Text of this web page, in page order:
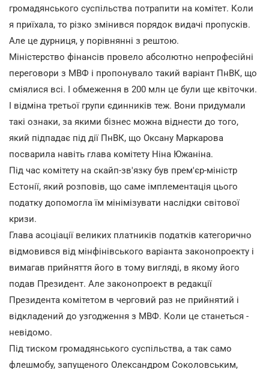
громадянського суспільства потрапити на комітет. Коли
я приїхала, то різко змінився порядок видачі пропусків.
Але це дурниця, у порівнянні з рештою.
Міністерство фінансів провело абсолютно непрофесійні
переговори з МВФ і пропонувало такий варіант ПнВК, що
сміялися всі. І обмеження в 200 млн це були ще квіточки.
І відміна третьої групи єдинників теж. Вони придумали
такі ознаки, за якими бізнес можна віднести до того,
який підпадає під дії ПнВК, що Оксану Маркарова
посварила навіть глава комітету Ніна Южаніна.
Під час комітету на скайп-зв'язку був прем'єр-міністр
Естонії, який розповів, що саме імплементація цього
податку допомогла їм мінімізувати наслідки світової
кризи.
Глава асоціації великих платників податків категорично
відмовився від мінфінівського варіанта законопроекту і
вимагав прийняття його в тому вигляді, в якому його
подав Президент. Але законопроект в редакції
Президента комітетом в черговий раз не прийнятий і
відкладений до узгодження з МВФ. Коли це станеться -
невідомо.
Під тиском громадянського суспільства, а так само
флешмобу, запущеного Олександром Соколовським,